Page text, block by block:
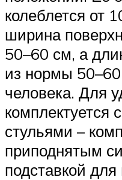
колеблется от
ширина
50–60 см, а
из нормы
человека. Для
комплектуется
стульями –
приподнятым
подставкой для